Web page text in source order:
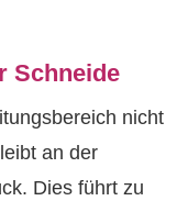
Schneide
nicht
an der
Dies führt zu